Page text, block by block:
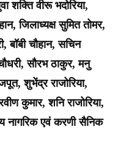
शक्ति वीरू भदोरिया,
जिलाध्यक्ष सुमित तोमर,
बॉबी चौहान, सचिन
सौरभ ठाकुर, मनु
शुभेंद्र राजोरिया,
कुमार, शनि राजोरिया,
नागरिक एवं करणी सैनिक